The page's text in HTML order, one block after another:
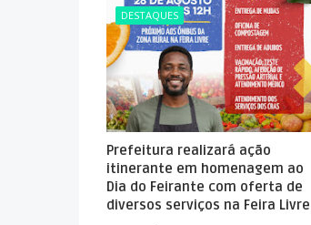
DESTAQUES
Prefeitura realizará ação
itinerante em homenagem ao
Dia do Feirante com oferta de
diversos serviços na Feira Livre